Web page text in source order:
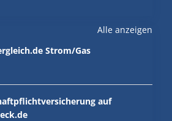
Alle anzeigen
Strom/Gas
auf